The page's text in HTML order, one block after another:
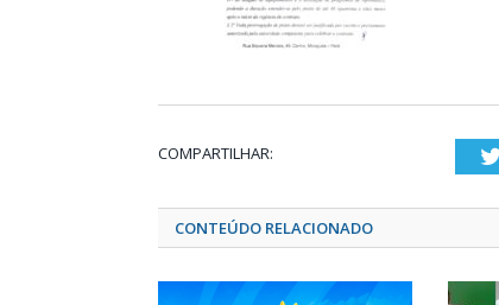
COMPARTILHAR:
CONTEÚDO RELACIONADO